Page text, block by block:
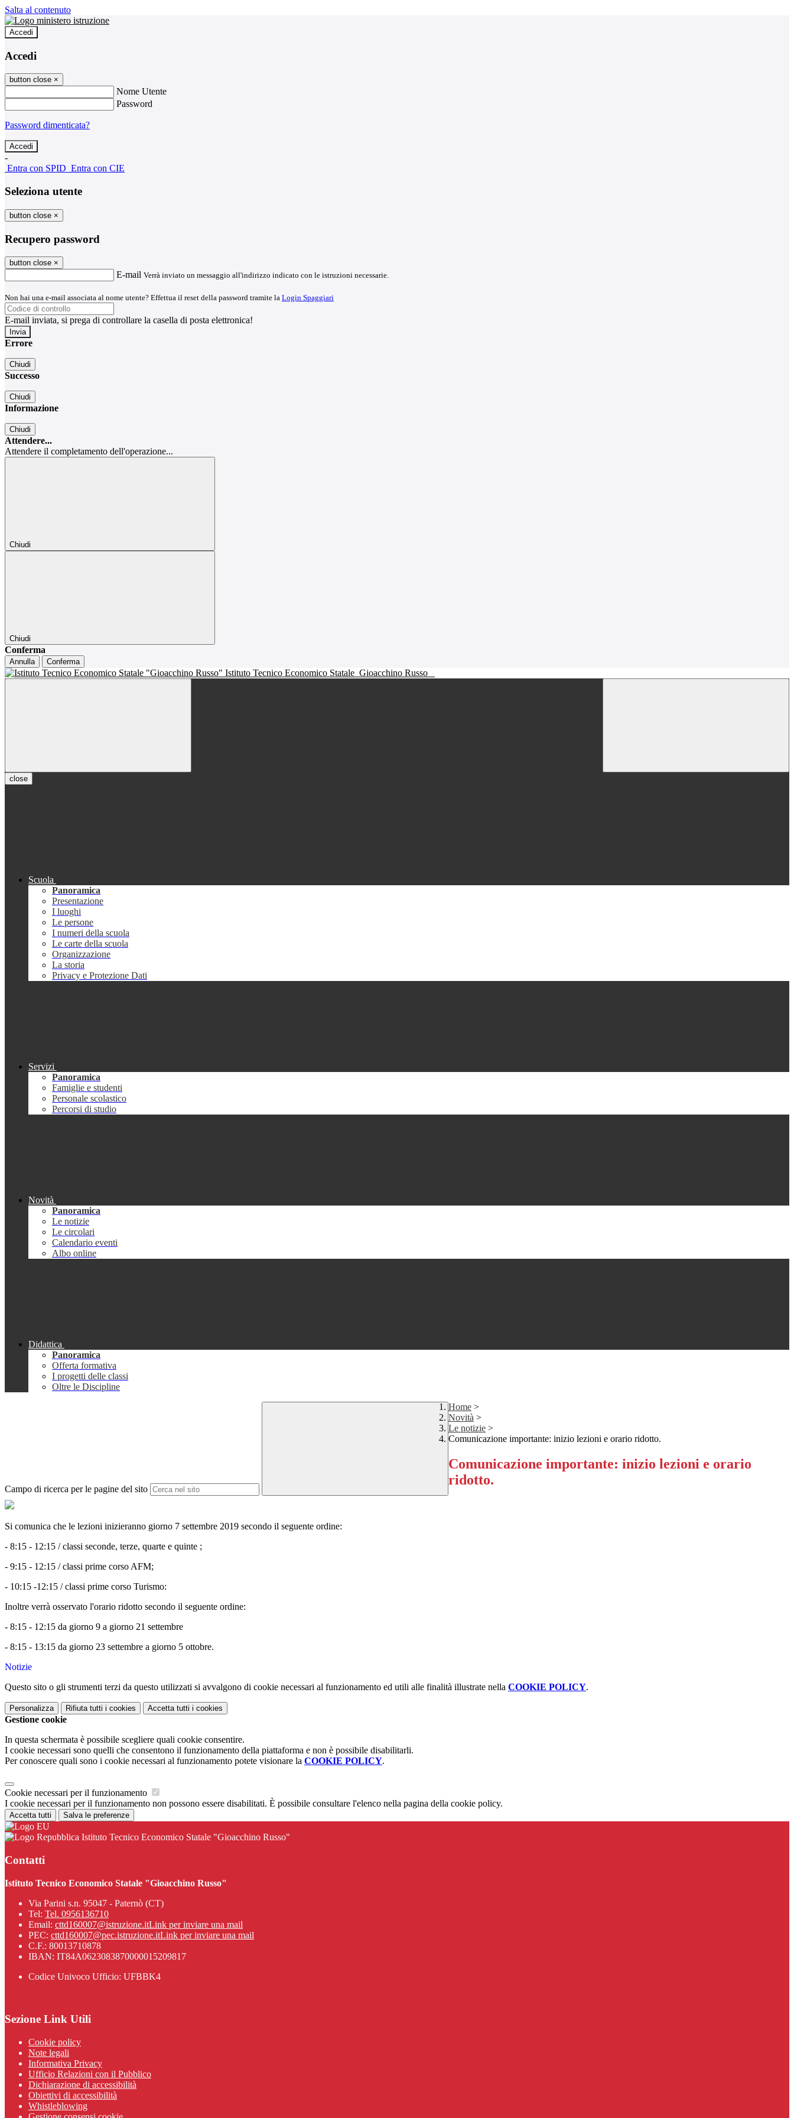
Salta al contenuto
Accedi
Accedi
button close ×
Nome Utente
Password
Password dimenticata?
-
Entra con SPID Entra con CIE
Seleziona utente
button close ×
Recupero password
button close ×
E-mail Verrà inviato un messaggio all'indirizzo indicato con le istruzioni necessarie.
Non hai una e-mail associata al nome utente? Effettua il reset della password tramite la Login Spaggiari
E-mail inviata, si prega di controllare la casella di posta elettronica!
Errore
Chiudi
Successo
Chiudi
Informazione
Chiudi
Attendere...
Attendere il completamento dell'operazione...
Chiudi
Chiudi
Conferma
Annulla Conferma
Istituto Tecnico Economico Statale Gioacchino Russo
close
Scuola
Panoramica
Presentazione
I luoghi
Le persone
I numeri della scuola
Le carte della scuola
Organizzazione
La storia
Privacy e Protezione Dati
Servizi
Panoramica
Famiglie e studenti
Personale scolastico
Percorsi di studio
Novità
Panoramica
Le notizie
Le circolari
Calendario eventi
Albo online
Didattica
Panoramica
Offerta formativa
I progetti delle classi
Oltre le Discipline
Campo di ricerca per le pagine del sito
Home >
Novità >
Le notizie >
Comunicazione importante: inizio lezioni e orario ridotto.
Comunicazione importante: inizio lezioni e orario
ridotto.
Si comunica che le lezioni inizieranno giorno 7 settembre 2019 secondo il seguente ordine:
- 8:15 - 12:15 / classi seconde, terze, quarte e quinte ;
- 9:15 - 12:15 / classi prime corso AFM;
- 10:15 -12:15 / classi prime corso Turismo:
Inoltre verrà osservato l'orario ridotto secondo il seguente ordine:
- 8:15 - 12:15 da giorno 9 a giorno 21 settembre
- 8:15 - 13:15 da giorno 23 settembre a giorno 5 ottobre.
Notizie
Questo sito o gli strumenti terzi da questo utilizzati si avvalgono di cookie necessari al funzionamento ed utili alle finalità illustrate nella COOKIE POLICY.
Personalizza Rifiuta tutti i cookies Accetta tutti i cookies
Gestione cookie
In questa schermata è possibile scegliere quali cookie consentire.
I cookie necessari sono quelli che consentono il funzionamento della piattaforma e non è possibile disabilitarli.
Per conoscere quali sono i cookie necessari al funzionamento potete visionare la COOKIE POLICY.
Cookie necessari per il funzionamento
I cookie necessari per il funzionamento non possono essere disabilitati. È possibile consultare l'elenco nella pagina della cookie policy.
Accetta tutti Salva le preferenze
Istituto Tecnico Economico Statale "Gioacchino Russo"
Contatti
Istituto Tecnico Economico Statale "Gioacchino Russo"
Via Parini s.n. 95047 - Paternò (CT)
Tel: Tel. 0956136710
Email: cttd160007@istruzione.itLink per inviare una mail
PEC: cttd160007@pec.istruzione.itLink per inviare una mail
C.F.: 80013710878
IBAN: IT84A0623083870000015209817
Codice Univoco Ufficio: UFBBK4
Sezione Link Utili
Cookie policy
Note legali
Informativa Privacy
Ufficio Relazioni con il Pubblico
Dichiarazione di accessibilità
Obiettivi di accessibilità
Whistleblowing